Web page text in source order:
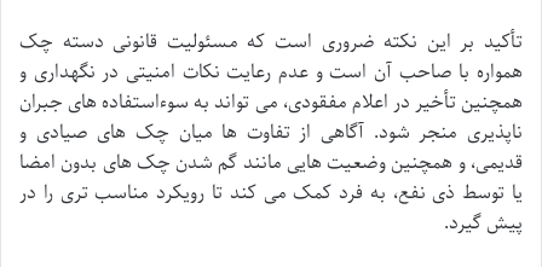
تأکید بر این نکته ضروری است که مسئولیت قانونی دسته چک
همواره با صاحب آن است و عدم رعایت نکات امنیتی در نگهداری و
همچنین تأخیر در اعلام مفقودی، می تواند به سوءاستفاده های جبران
ناپذیری منجر شود. آگاهی از تفاوت ها میان چک های صیادی و
قدیمی، و همچنین وضعیت هایی مانند گم شدن چک های بدون امضا
یا توسط ذی نفع، به فرد کمک می کند تا رویکرد مناسب تری را در
پیش گیرد.